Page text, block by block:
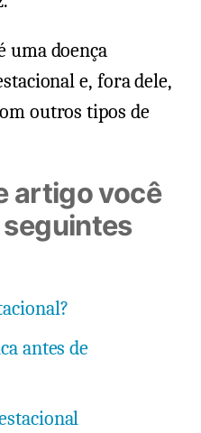
uma doença
e, fora dele,
outros tipos de
artigo você
antes de